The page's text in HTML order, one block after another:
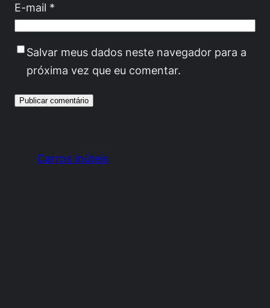
E-mail *
Salvar meus dados neste navegador para a
próxima vez que eu comentar.
Carros Inúteis